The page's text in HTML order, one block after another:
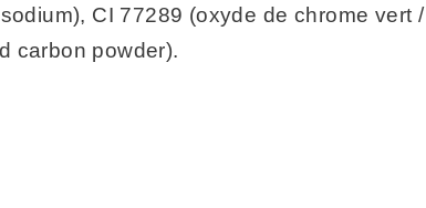
CI 77289 (oxyde de chrome
carbon powder).